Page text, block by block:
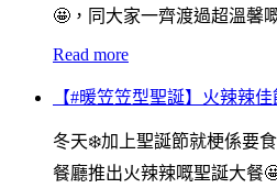
🤩，同大家一齊渡過超溫馨
Read more
【#暖笠笠型聖誕】火辣辣
冬天❄️加上聖誕節就梗係要
餐廳推出火辣辣嘅聖誕大餐